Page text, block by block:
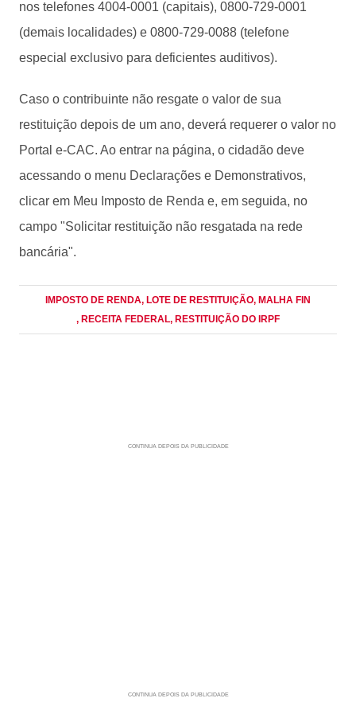
nos telefones 4004-0001 (capitais), 0800-729-0001
(demais localidades) e 0800-729-0088 (telefone
especial exclusivo para deficientes auditivos).
Caso o contribuinte não resgate o valor de sua
restituição depois de um ano, deverá requerer o valor no
Portal e-CAC. Ao entrar na página, o cidadão deve
acessando o menu Declarações e Demonstrativos,
clicar em Meu Imposto de Renda e, em seguida, no
campo "Solicitar restituição não resgatada na rede
bancária".
IMPOSTO DE RENDA, LOTE DE RESTITUIÇÃO, MALHA FIN
, RECEITA FEDERAL, RESTITUIÇÃO DO IRPF